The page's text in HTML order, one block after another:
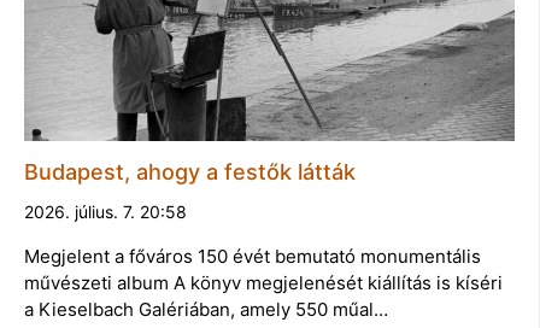
Budapest, ahogy a festők látták
2026. július. 7. 20:58
Megjelent a főváros 150 évét bemutató monumentális
művészeti album A könyv megjelenését kiállítás is kíséri
a Kieselbach Galériában, amely 550 műal…